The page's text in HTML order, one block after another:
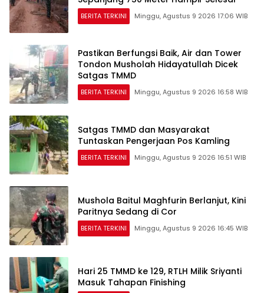
BERITA TERKINI Minggu, Agustus 9 2026 17:06 WIB
Pastikan Berfungsi Baik, Air dan Tower
Tondon Musholah Hidayatullah Dicek
Satgas TMMD
BERITA TERKINI Minggu, Agustus 9 2026 16:58 WIB
Satgas TMMD dan Masyarakat
Tuntaskan Pengerjaan Pos Kamling
BERITA TERKINI Minggu, Agustus 9 2026 16:51 WIB
Mushola Baitul Maghfurin Berlanjut, Kini
Paritnya Sedang di Cor
BERITA TERKINI Minggu, Agustus 9 2026 16:45 WIB
Hari 25 TMMD ke 129, RTLH Milik Sriyanti
Masuk Tahapan Finishing